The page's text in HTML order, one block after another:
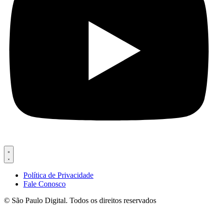
Política de Privacidade
Fale Conosco
© São Paulo Digital. Todos os direitos reservados